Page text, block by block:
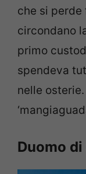
che si perde
circondano
primo
spendeva
nelle
Duomo di